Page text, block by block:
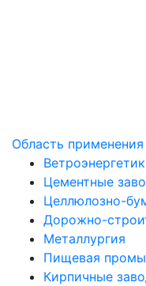
Область применения
Цементные
Целлюлозно-
Дорожно-
Металлургия
Пищевая
Кирпичные